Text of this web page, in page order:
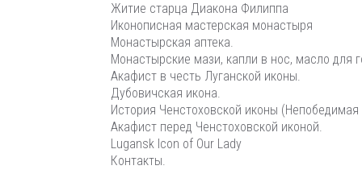
Житие старца Диакона Филиппа
Иконописная мастерская монастыря
Монастырская аптека.
Монастырские мази, капли в нос, масло для
Акафист в честь Луганской иконы.
Дубовичская икона.
История Ченстоховской иконы
Акафист перед Ченстоховской иконой.
Lugansk Icon of Our Lady
Контакты.